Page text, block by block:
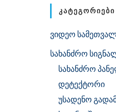
ᲙᲐᲢᲔᲒᲝᲠᲘᲔᲑᲘ
ვიდეო
სახანძრო
სახანძრო
დეტექტორი
უსადენო